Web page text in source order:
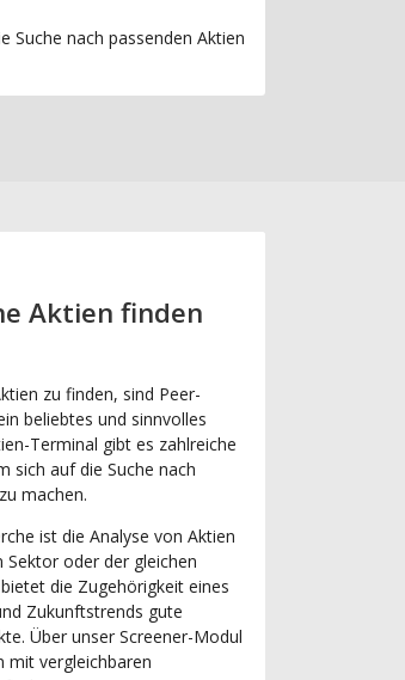
Suche nach passenden Aktien
Aktien finden
zu finden, sind Peer-
beliebtes und sinnvolles
Terminal gibt es zahlreiche
sich auf die Suche nach
machen.
ist die Analyse von Aktien
Sektor oder der gleichen
die Zugehörigkeit eines
Zukunftstrends gute
Über unser Screener-Modul
mit vergleichbaren